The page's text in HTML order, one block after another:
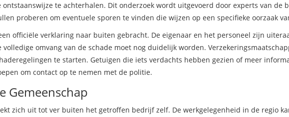
ontstaanswijze te achterhalen. Dit onderzoek wordt uitgevoerd door experts van de
proberen om eventuele sporen te vinden die wijzen op een specifieke oorzaak
officiële verklaring naar buiten gebracht. De eigenaar en het personeel zijn
omvang van de schade moet nog duidelijk worden.
te starten. Getuigen die iets verdachts hebben gezien of meer
om contact op te nemen met de politie.
Gemeenschap
zich uit tot ver buiten het getroffen bedrijf zelf. De werkgelegenheid in de regio